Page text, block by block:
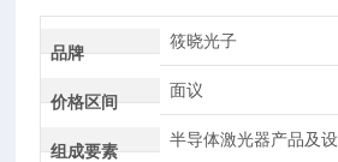
品牌
筱晓光子
价格区间
面议
组成要素
半导体激光器产品及